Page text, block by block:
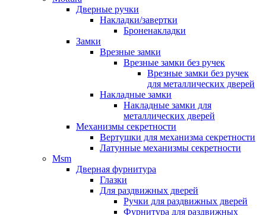
Дверные ручки
Накладки/завертки
Броненакладки
Замки
Врезные замки
Врезные замки без ручек
Врезные замки без ручек
для металлических дверей
Накладные замки
Накладные замки для
металлических дверей
Механизмы секретности
Вертушки для механизма секретности
Латунные механизмы секретности
Msm
Дверная фурнитура
Глазки
Для раздвижных дверей
Ручки для раздвижных дверей
Фурнитура для раздвижных